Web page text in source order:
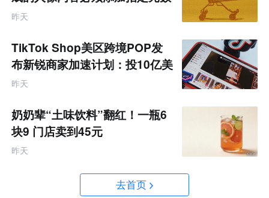
据
昨天
TikTok Shop美区跨境POP发
布新锐商家加速计划：投10亿美
金资源帮扶四类商家
昨天
奶奶辈“土味饮料”翻红！一瓶6
块9 门店卖到45元
昨天
去首页